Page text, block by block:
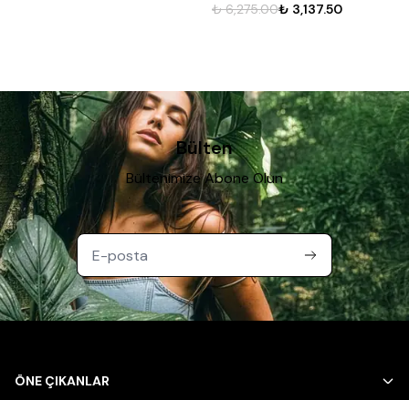
₺ 6,275.00₺ 3,137.50
Bülten
Bültenimize Abone Olun
ÖNE ÇIKANLAR